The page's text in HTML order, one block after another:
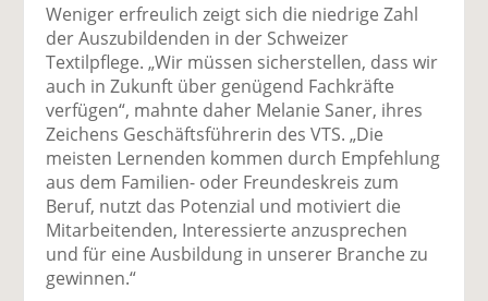
Weniger erfreulich zeigt sich die niedrige Zahl
der Auszubildenden in der Schweizer
Textilpflege. „Wir müssen sicherstellen, dass wir
auch in Zukunft über genügend Fachkräfte
verfügen“, mahnte daher Melanie Saner, ihres
Zeichens Geschäftsführerin des VTS. „Die
meisten Lernenden kommen durch Empfehlung
aus dem Familien- oder Freundeskreis zum
Beruf, nutzt das Potenzial und motiviert die
Mitarbeitenden, Interessierte anzusprechen
und für eine Ausbildung in unserer Branche zu
gewinnen.“